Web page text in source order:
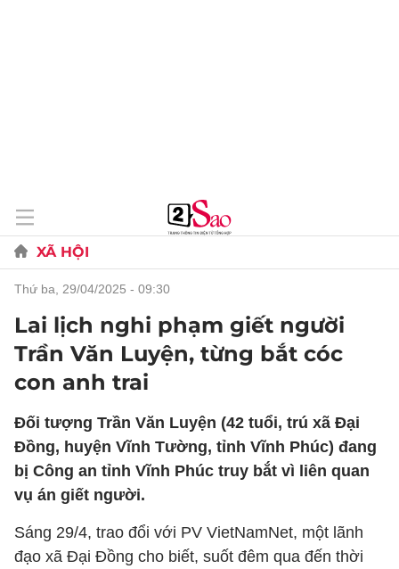
XÃ HỘI
thứ ba, 29/04/2025 - 09:30
Lai lịch nghi phạm giết người
Trần Văn Luyện, từng bắt cóc
con anh trai
Đối tượng Trần Văn Luyện (42 tuổi, trú xã Đại
Đồng, huyện Vĩnh Tường, tỉnh Vĩnh Phúc) đang
bị Công an tỉnh Vĩnh Phúc truy bắt vì liên quan
vụ án giết người.
Sáng 29/4, trao đổi với PV VietNamNet, một lãnh
đạo xã Đại Đồng cho biết, suốt đêm qua đến thời